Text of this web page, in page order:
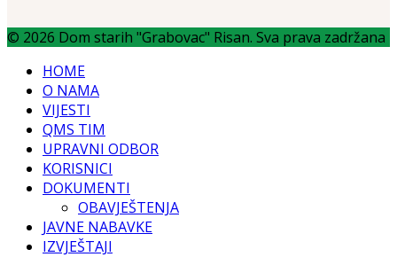
© 2026 Dom starih "Grabovac" Risan. Sva prava zadržana
HOME
O NAMA
VIJESTI
QMS TIM
UPRAVNI ODBOR
KORISNICI
DOKUMENTI
OBAVJEŠTENJA
JAVNE NABAVKE
IZVJEŠTAJI